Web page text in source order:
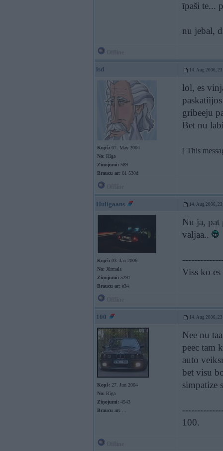
īpaši te...
nu jebal,
lsd 14. Aug 2006,
Kopš: 07. May 2004
No: Rīga
Ziņojumi: 589
Braucu ar: 01 530d
lol, es
gribeeju
Bet nu
[ This
Huligaans 14. Aug 2006,
Kopš: 03. Jan 2006
No: Jūrmala
Ziņojumi: 5291
Braucu ar: e34
Nu ja, pat
valjaa..
Viss ko
100 14. Aug 2006,
Kopš: 27. Jun 2004
No: Rīga
Ziņojumi: 4543
Braucu ar:
Nee nu
peec tam
auto
bet visu
simpatize
100.